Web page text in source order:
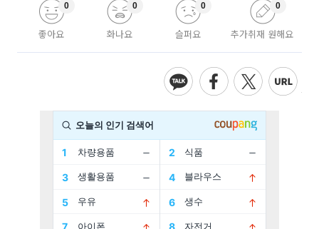
좋아요
0
화나요
0
슬퍼요
0
추가취재 원해요
0